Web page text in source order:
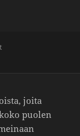
joita
puolen